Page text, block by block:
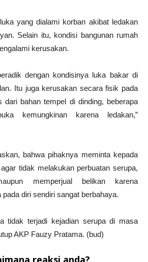
yang dialami korban akibat ledakan
Selain itu, kondisi bangunan rumah
kerusakan.
dengan kondisinya luka bakar di
Itu juga kerusakan secara fisik pada
dari bahan tempel di dinding, beberapa
kemungkinan karena ledakan,”
bahwa pihaknya meminta kepada
tidak melakukan perbuatan serupa,
memperjual belikan karena
diri sendiri sangat berbahaya.
tidak terjadi kejadian serupa di masa
AKP Fauzy Pratama. (bud)
reaksi anda?